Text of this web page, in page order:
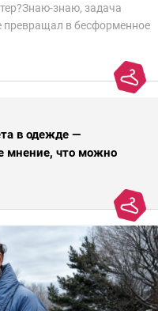
знаю, задача
превращал в бесформенное
в одежде —
мнение, что можно